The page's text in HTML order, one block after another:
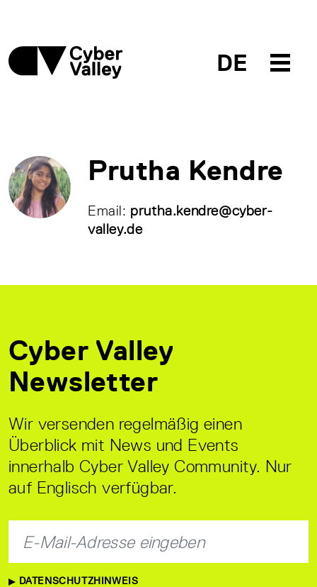
DE
Prutha Kendre
Email: prutha.kendre@cyber-
valley.de
Cyber Valley
Newsletter
Wir versenden regelmäßig einen
Überblick mit News und Events
innerhalb Cyber Valley Community. Nur
auf Englisch verfügbar.
DATENSCHUTZHINWEIS